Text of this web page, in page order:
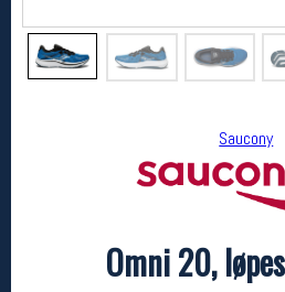
Saucony
Omni 20,Saucony